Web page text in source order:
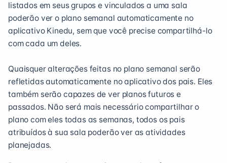
listados em seus grupos e vinculados a uma sala
poderão ver o plano semanal automaticamente no
aplicativo Kinedu, sem que você precise compartilhá-lo
com cada um deles.
Quaisquer alterações feitas no plano semanal serão
refletidas automaticamente no aplicativo dos pais. Eles
também serão capazes de ver planos futuros e
passados. Não será mais necessário compartilhar o
plano com eles todas as semanas, todos os pais
atribuídos à sua sala poderão ver as atividades
planejadas.